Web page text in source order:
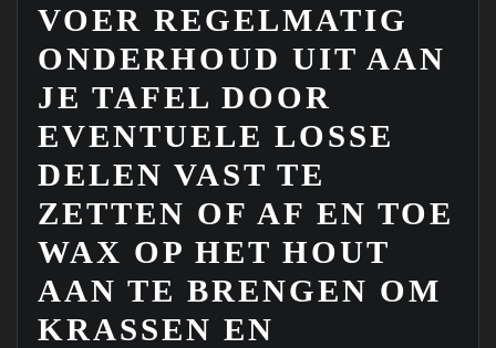
VOER REGELMATIG
ONDERHOUD UIT AAN
JE TAFEL DOOR
EVENTUELE LOSSE
DELEN VAST TE
ZETTEN OF AF EN TOE
WAX OP HET HOUT
AAN TE BRENGEN OM
KRASSEN EN